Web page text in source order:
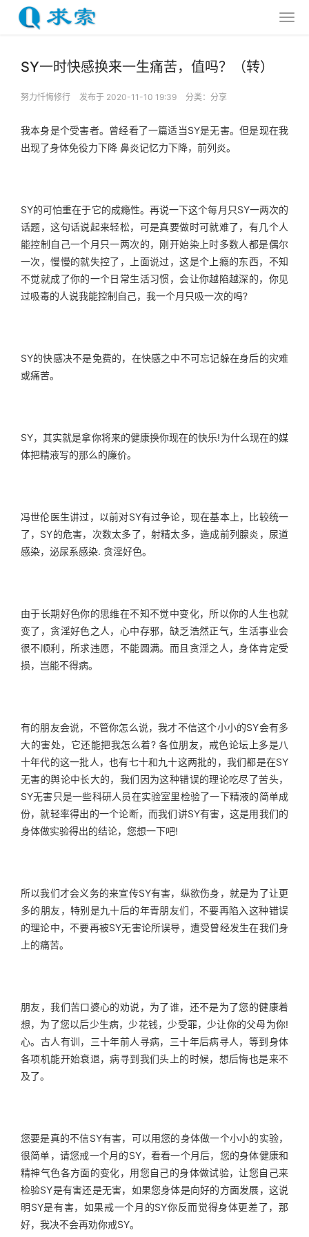
SY一时快感换来一生痛苦，值吗？（转）
努力忏悔修行 发布于 2020-11-10 19:39 分类： 分享
我本身是个受害者。曾经看了一篇适当SY是无害。但是现在我
出现了身体免役力下降 鼻炎记忆力下降，前列炎。
SY的可怕重在于它的成瘾性。再说一下这个每月只SY一两次的
话题，这句话说起来轻松，可是真要做时可就难了，有几个人
能控制自己一个月只一两次的，刚开始染上时多数人都是偶尔
一次，慢慢的就失控了，上面说过，这是个上瘾的东西，不知
不觉就成了你的一个日常生活习惯，会让你越陷越深的，你见
过吸毒的人说我能控制自己，我一个月只吸一次的吗?
SY的快感决不是免费的，在快感之中不可忘记躲在身后的灾难
或痛苦。
SY，其实就是拿你将来的健康换你现在的快乐!为什么现在的媒
体把精液写的那么的廉价。
冯世伦医生讲过，以前对SY有过争论，现在基本上，比较统一
了，SY的危害，次数太多了，射精太多，造成前列腺炎，尿道
感染，泌尿系感染. 贪淫好色。
由于长期好色你的思维在不知不觉中变化，所以你的人生也就
变了，贪淫好色之人，心中存邪，缺乏浩然正气，生活事业会
很不顺利，所求违愿，不能圆满。而且贪淫之人，身体肯定受
损，岂能不得病。
有的朋友会说，不管你怎么说，我才不信这个小小的SY会有多
大的害处，它还能把我怎么着? 各位朋友，戒色论坛上多是八
十年代的这一批人，也有七十和九十这两批的，我们都是在SY
无害的舆论中长大的，我们因为这种错误的理论吃尽了苦头，
SY无害只是一些科研人员在实验室里检验了一下精液的简单成
份，就轻率得出的一个论断，而我们讲SY有害，这是用我们的
身体做实验得出的结论，您想一下吧!
所以我们才会义务的来宣传SY有害，纵欲伤身，就是为了让更
多的朋友，特别是九十后的年青朋友们，不要再陷入这种错误
的理论中，不要再被SY无害论所误导，遭受曾经发生在我们身
上的痛苦。
朋友，我们苦口婆心的劝说，为了谁，还不是为了您的健康着
想，为了您以后少生病，少花钱，少受罪，少让你的父母为你!
心。古人有训，三十年前人寻病，三十年后病寻人，等到身体
各项机能开始衰退，病寻到我们头上的时候，想后悔也是来不
及了。
您要是真的不信SY有害，可以用您的身体做一个小小的实验，
很简单，请您戒一个月的SY，看看一个月后，您的身体健康和
精神气色各方面的变化，用您自己的身体做试验，让您自己来
检验SY是有害还是无害，如果您身体是向好的方面发展，这说
明SY是有害，如果戒一个月的SY你反而觉得身体更差了，那
好，我决不会再劝你戒SY。